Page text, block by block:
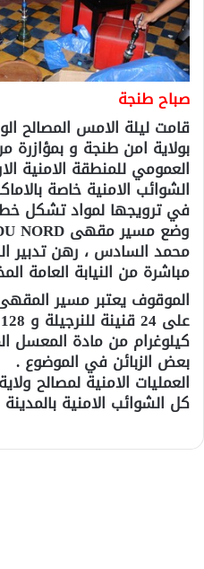
صباح طنجة
قامت ليلة الامس المصالح
بولاية امن طنجة و بمؤازرة
العمومي للمنطقة الامنية
الشوائب الامنية خاصة
في ترويجها لمواد تشكل
محمد السادس ، رهن تدبير
مباشرة من النيابة العامة
الموقوف يعتبر مسير
كيلوغرام من مادة المعسل
بعض الزبائن في الموضوع .
العمليات الامنية لمصالح
كل الشوائب الامنية